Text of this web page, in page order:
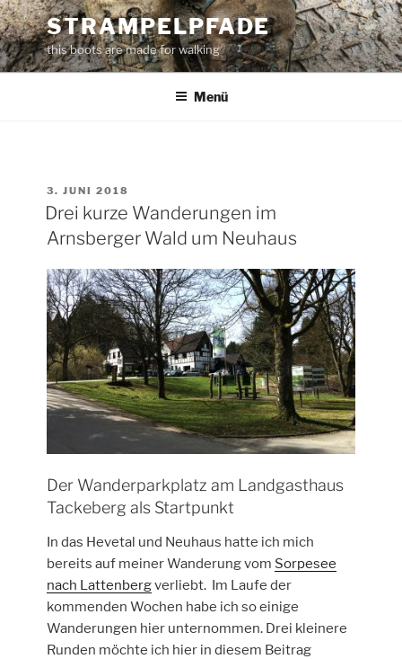
Zum
Inhalt
springen
STRAMPELPFADE
this boots are made for walking
Menü
VERÖFFENTLICHT
AM
3. JUNI 2018
Drei kurze Wanderungen im
Arnsberger Wald um Neuhaus
Der Wanderparkplatz am Landgasthaus
Tackeberg als Startpunkt
In das Hevetal und Neuhaus hatte ich mich
bereits auf meiner Wanderung vom Sorpesee
nach Lattenbergverliebt. Im Laufe der
kommenden Wochen habe ich so einige
Wanderungen hier unternommen. Drei kleinere
Runden möchte ich hier in diesem Beitrag